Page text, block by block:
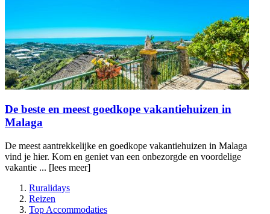
De beste en meest goedkope vakantiehuizen in
Malaga
De meest aantrekkelijke en goedkope vakantiehuizen in Malaga
vind je hier. Kom en geniet van een onbezorgde en voordelige
vakantie ... [lees meer]
Ruralidays
Reizen
Top Accommodaties